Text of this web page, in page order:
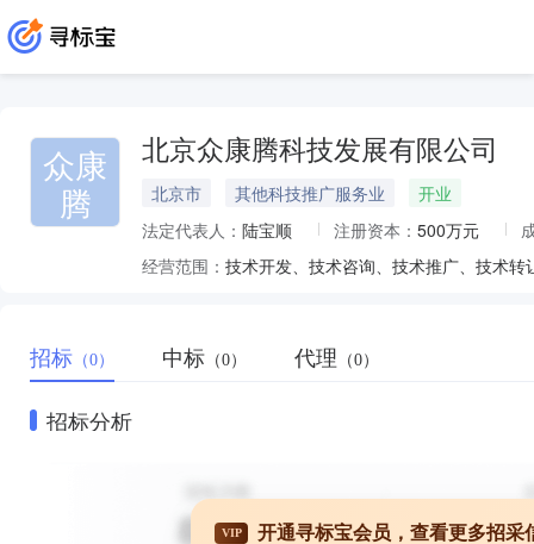
众康
腾
北京众康腾科技发展有限公司
北京市 其他科技推广服务业
开业
法定代表人： 陆宝顺 注册资本： 500万元
经营范围：
招标 （0） 中标 （0） 代理 （0）
招标分析
VIP 开通寻标宝会员，查看更多招采